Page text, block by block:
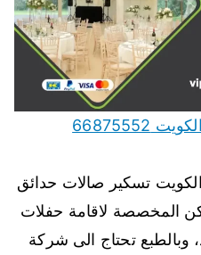
تسكير صالات حدائق منازل الكويت 66875552
تسكير صالات حدائق
المخصصة لاقامة حفلات
وبالطبع تحتاج الى شركة